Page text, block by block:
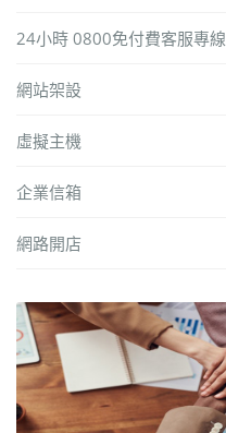
24小時 0800免付費客服專線
網站架設
虛擬主機
企業信箱
網路開店